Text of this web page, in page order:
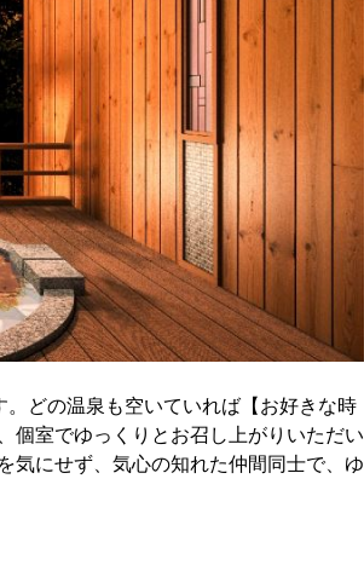
どの温泉も空いていれば【お好きな時
個室でゆっくりとお召し上がりいただい
気にせず、気心の知れた仲間同士で、ゆ